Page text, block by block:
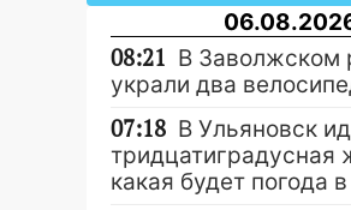
08:21 В Заволжском
украли два
07:18 В Ульяновск
тридцатиградусная
какая будет погода